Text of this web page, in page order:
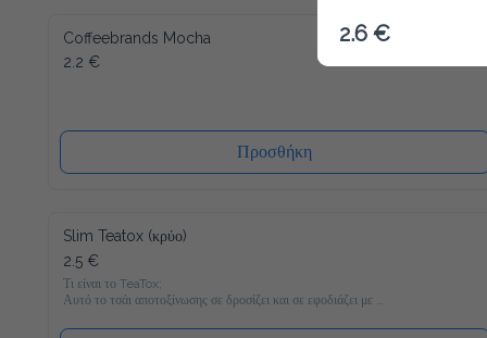
Coffeebrands Mocha
2.2 €
Προσθήκη
Slim Teatox (κρύο)
2.5 €
Τι είναι το TeaTox;
Αυτό το τσάι αποτοξίνωσης σε δροσίζει και σε εφοδιάζει με
Matcha, κουρκουμά και φυσικά γλυκομαννάνη, το οποίο σε
2.6 €